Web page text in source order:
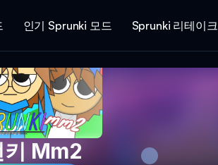
인기 Sprunki 모드 Sprunki 리테이크
키 Mm2